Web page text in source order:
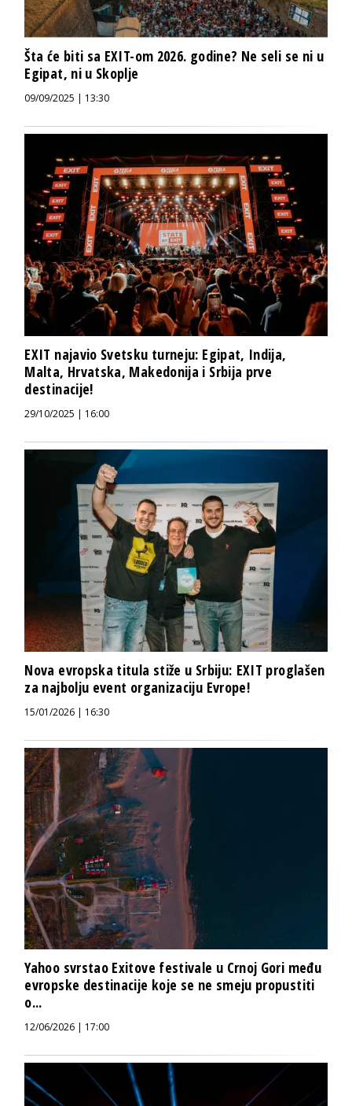
Šta će biti sa EXIT-om 2026. godine? Ne seli se ni u
Egipat, ni u Skoplje
09/09/2025 | 13:30
EXIT najavio Svetsku turneju: Egipat, Indija,
Malta, Hrvatska, Makedonija i Srbija prve
destinacije!
29/10/2025 | 16:00
Nova evropska titula stiže u Srbiju: EXIT proglašen
za najbolju event organizaciju Evrope!
15/01/2026 | 16:30
Yahoo svrstao Exitove festivale u Crnoj Gori među
evropske destinacije koje se ne smeju propustiti
o...
12/06/2026 | 17:00